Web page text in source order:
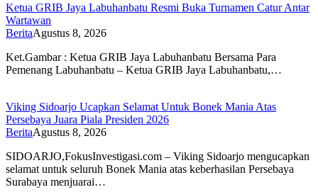
Ketua GRIB Jaya Labuhanbatu Resmi Buka Turnamen Catur Antar
Wartawan
BeritaAgustus 8, 2026
Ket.Gambar : Ketua GRIB Jaya Labuhanbatu Bersama Para
Pemenang Labuhanbatu – Ketua GRIB Jaya Labuhanbatu,…
Viking Sidoarjo Ucapkan Selamat Untuk Bonek Mania Atas
Persebaya Juara Piala Presiden 2026
BeritaAgustus 8, 2026
SIDOARJO,FokusInvestigasi.com – Viking Sidoarjo mengucapkan
selamat untuk seluruh Bonek Mania atas keberhasilan Persebaya
Surabaya menjuarai…